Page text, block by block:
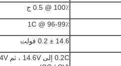
100٪ @ 0.5 ج
96-99٪ @ 1C
14.6 ± 0.2 فولت